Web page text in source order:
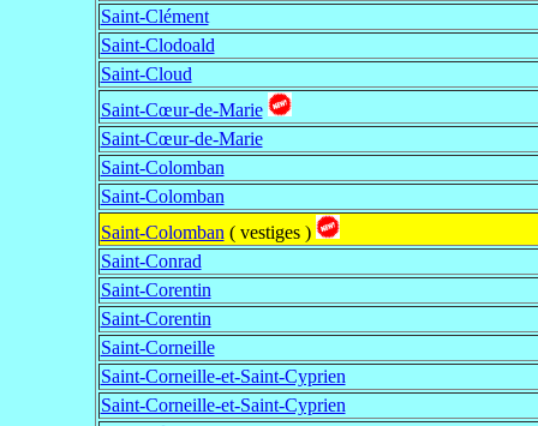
Saint-Clément
Saint-Clodoald
Saint-Cloud
Saint-Cœur-de-Marie
Saint-Cœur-de-Marie
Saint-Colomban
Saint-Colomban
Saint-Colomban ( vestiges )
Saint-Conrad
Saint-Corentin
Saint-Corentin
Saint-Corneille
Saint-Corneille-et-Saint-Cyprien
Saint-Corneille-et-Saint-Cyprien